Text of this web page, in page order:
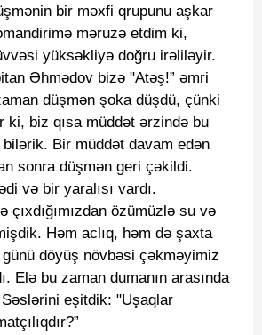
bir məxfi qrupunu aşkar
məruzə etdim ki,
yüksəkliyə doğru irəliləyir.
Əhmədov bizə "Atəş!” əmri
düşmən şoka düşdü, çünki
ki, biz qısa müddət ərzində bu
Bir müddət davam edən
sonra düşmən geri çəkildi.
və bir yaralısı vardı.
çıxdığımızdan özümüzlə su və
Həm aclıq, həm də şaxta
döyüş növbəsi çəkməyimiz
Elə bu zaman dumanın arasında
eşitdik: "Uşaqlar